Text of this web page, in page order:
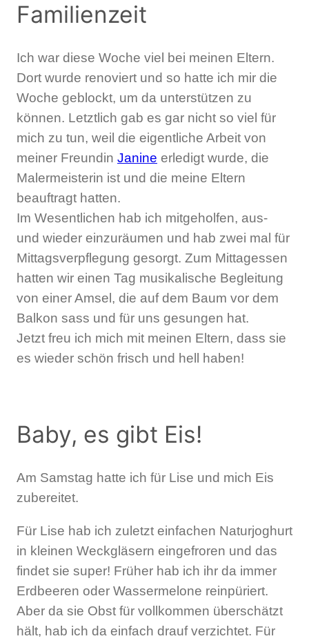
Familienzeit
Ich war diese Woche viel bei meinen Eltern.
Dort wurde renoviert und so hatte ich mir die
Woche geblockt, um da unterstützen zu
können. Letztlich gab es gar nicht so viel für
mich zu tun, weil die eigentliche Arbeit von
meiner Freundin Janine erledigt wurde, die
Malermeisterin ist und die meine Eltern
beauftragt hatten.
Im Wesentlichen hab ich mitgeholfen, aus-
und wieder einzuräumen und hab zwei mal für
Mittagsverpflegung gesorgt. Zum Mittagessen
hatten wir einen Tag musikalische Begleitung
von einer Amsel, die auf dem Baum vor dem
Balkon sass und für uns gesungen hat.
Jetzt freu ich mich mit meinen Eltern, dass sie
es wieder schön frisch und hell haben!
Baby, es gibt Eis!
Am Samstag hatte ich für Lise und mich Eis
zubereitet.
Für Lise hab ich zuletzt einfachen Naturjoghurt
in kleinen Weckgläsern eingefroren und das
findet sie super! Früher hab ich ihr da immer
Erdbeeren oder Wassermelone reinpüriert.
Aber da sie Obst für vollkommen überschätzt
hält, hab ich da einfach drauf verzichtet. Für